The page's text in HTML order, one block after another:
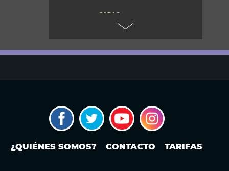
+CARAS
Gala 33 Aniversario de Caras:
fiesta en el Palacio
Reconquista
MODO FONTEVECCHIA
El Papa León XIV visitará la
¿cuándo? ¿En qué ciudades o
¿QUIÉNES SOMOS? CONTACTO TARIFAS